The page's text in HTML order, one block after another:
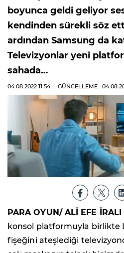
boyunca geldi geliyor
kendinden sürekli söz
ardından Samsung da
Televizyonlar yeni
sahada…
04.08.2022 11:54 GÜNCELLEME :
PARA OYUN/ ALİ EFE İRALI
konsol platformuyla birlikte
fişeğini ateşlediği